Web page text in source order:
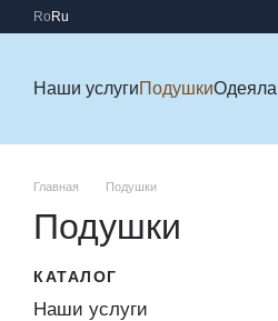
Перейти к основному контенту
Ro Ru
Наши услугиПодушкиОдеяла
Главная Подушки
Подушки
КАТАЛОГ
Наши услуги